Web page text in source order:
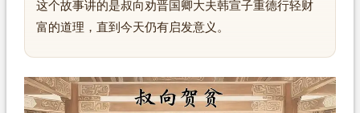
这个故事讲的是叔向劝晋国卿大夫韩宣子重德行轻财
富的道理，直到今天仍有启发意义。